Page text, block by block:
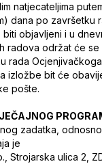
natjecateljima
dana po završetku
biti objavljeni i u
radova održat će
rada
izložbe bit će
pošte.
zadatka,
je
Strojarska ulica 2,